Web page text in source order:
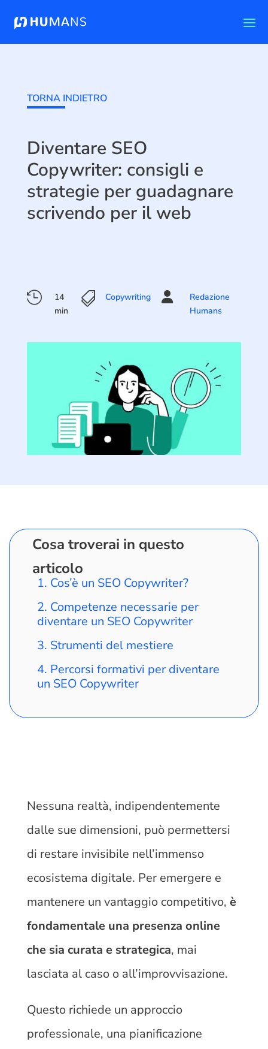
TORNA INDIETRO
Diventare SEO
Copywriter: consigli e
strategie per guadagnare
scrivendo per il web

14
min
 Copywriting 
Redazione
Humans
Cosa troverai in questo
articolo
Cos’è un SEO Copywriter?
Competenze necessarie per
diventare un SEO Copywriter
Strumenti del mestiere
Percorsi formativi per diventare
un SEO Copywriter
Nessuna realtà, indipendentemente
dalle sue dimensioni, può permettersi
di restare invisibile nell’immenso
ecosistema digitale. Per emergere e
mantenere un vantaggio competitivo, è
fondamentale una presenza online
che sia curata e strategica, mai
lasciata al caso o all’improvvisazione.
Questo richiede un approccio
professionale, una pianificazione